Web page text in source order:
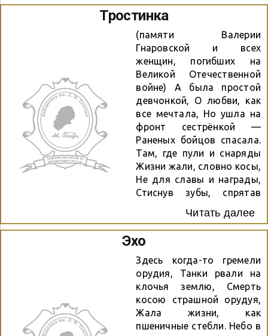
жизнь ждала… Весна
проходит за весною…
Глаза припомнив голубые,
Седая женщина с тоскою
Букет цветов несёт к
могиле… Инга Гвоздь
Тростинка
(памяти Валерии
Гнаровской и всех
женщин, погибших на
Великой Отечественной
войне) А была простой
девчонкой, О любви, как
все мечтала, Но ушла на
фронт сестрёнкой —
Раненых бойцов спасала.
Там, где пули и снаряды
Жизни жали, словно косы,
Не для славы и награды,
Стиснув зубы, спрятав
бежала К раненым и уже
мёртвым, «Миленький,
терпи», — шептала
Голоском своим
нетвёрдым. Не согнулась,
не сломилась, Тоненькая,
как тростинка, С
вражеским проклятым
танком Бросилась на
Читать далее
Эхо
Здесь когда-то гремели
орудия, Танки рвали на
клочья землю, Смерть
косою страшной орудуя,
Жала жизни, как
пшеничные стебли. Небо в